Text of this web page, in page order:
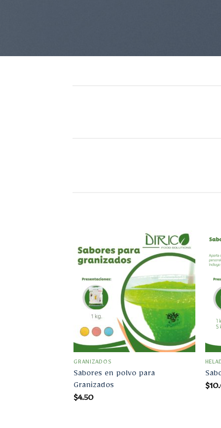
Añadir
a la
lista
de
deseos
GRANIZADOS
Sabores en polvo para
Granizados
$4.50
$